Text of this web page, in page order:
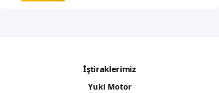
İştiraklerimiz
Yuki Motor